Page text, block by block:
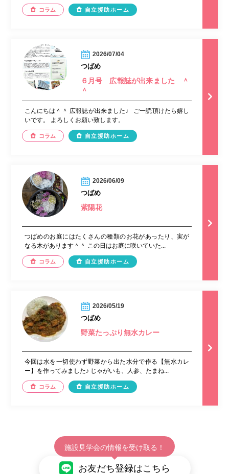
コラム 自立援助ホーム
2026/07/04
つばめ
６月号 広報誌が出来ました ＾
＾
こんにちは＾＾ 広報誌が出来ました♩ ご一読頂けたら嬉し
いです。 よろしくお願い致します。
コラム 自立援助ホーム
2026/06/09
つばめ
紫陽花
つばめのお庭にはたくさんの種類のお花があったり、実が
なる木があります＾＾ この日はお庭に咲いていた...
コラム 自立援助ホーム
2026/05/19
つばめ
野菜たっぷり無水カレー
今回は水を一切使わず野菜から出た水分で作る【無水カレ
ー】を作ってみました♪ じゃがいも、人参、たまね...
コラム 自立援助ホーム
施設見学会の情報を受け取る！
お友だち登録はこちら